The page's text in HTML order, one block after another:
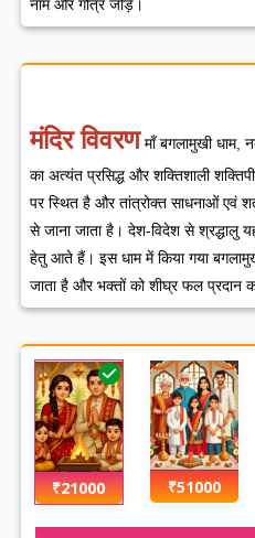
नाम और गोत्र जोड़ें।
मंदिर विवरण माँ बगलामुखी धाम,
का अत्यंत प्रसिद्ध और शक्तिशाली
पर स्थित है और तांत्रोक्त साधनाओं एवं
से जाना जाता है। देश-विदेश से श्रद्धालु
हेतु आते हैं। इस धाम में किया गया
जाता है और भक्तों को शीघ्र फल प्रदान
₹21000 ₹51000